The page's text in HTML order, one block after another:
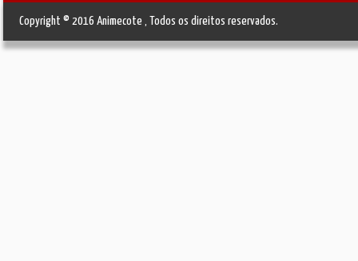
Copyright © 2016 Animecote , Todos os direitos reservados.